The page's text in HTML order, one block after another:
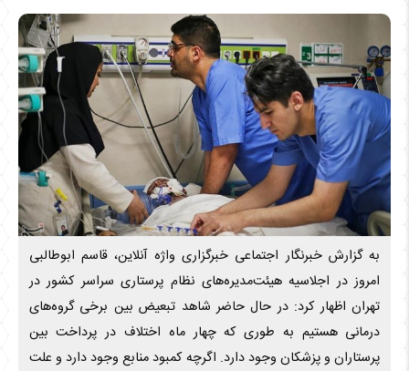
به گزارش خبرنگار اجتماعی خبرگزاری واژه آنلاین، قاسم ابوطالبی
امروز در اجلاسیه هیئت‌مدیره‌های نظام پرستاری سراسر کشور در
تهران اظهار کرد: در حال حاضر شاهد تبعیض بین برخی گروه‌های
درمانی هستیم به طوری که چهار ماه اختلاف در پرداخت بین
پرستاران و پزشکان وجود دارد. اگرچه کمبود منابع وجود دارد و علت